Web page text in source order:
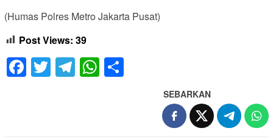
(Humas Polres Metro Jakarta Pusat)
Post Views: 39
Facebook
TwitterTelegram
WhatsApp
SEBARKAN